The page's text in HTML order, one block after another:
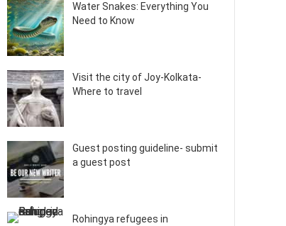
Water Snakes: Everything You
Need to Know
Visit the city of Joy-Kolkata-
Where to travel
Guest posting guideline- submit
a guest post
Rohingya refugees in